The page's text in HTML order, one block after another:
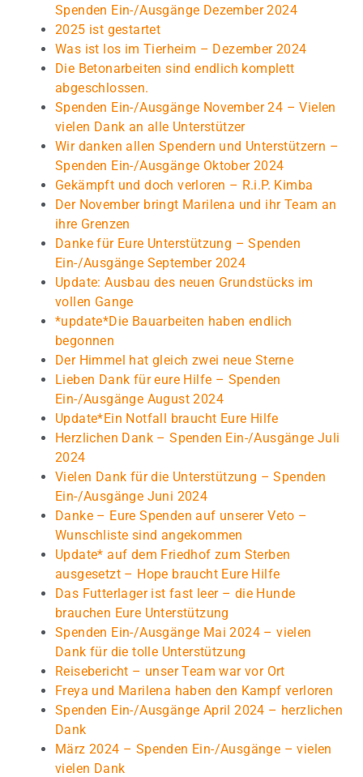
Spenden Ein-/Ausgänge Dezember 2024
2025 ist gestartet
Was ist los im Tierheim – Dezember 2024
Die Betonarbeiten sind endlich komplett
abgeschlossen.
Spenden Ein-/Ausgänge November 24 – Vielen
vielen Dank an alle Unterstützer
Wir danken allen Spendern und Unterstützern –
Spenden Ein-/Ausgänge Oktober 2024
Gekämpft und doch verloren – R.i.P. Kimba
Der November bringt Marilena und ihr Team an
ihre Grenzen
Danke für Eure Unterstützung – Spenden
Ein-/Ausgänge September 2024
Update: Ausbau des neuen Grundstücks im
vollen Gange
*update*Die Bauarbeiten haben endlich
begonnen
Der Himmel hat gleich zwei neue Sterne
Lieben Dank für eure Hilfe – Spenden
Ein-/Ausgänge August 2024
Update*Ein Notfall braucht Eure Hilfe
Herzlichen Dank – Spenden Ein-/Ausgänge Juli
2024
Vielen Dank für die Unterstützung – Spenden
Ein-/Ausgänge Juni 2024
Danke – Eure Spenden auf unserer Veto –
Wunschliste sind angekommen
Update* auf dem Friedhof zum Sterben
ausgesetzt – Hope braucht Eure Hilfe
Das Futterlager ist fast leer – die Hunde
brauchen Eure Unterstützung
Spenden Ein-/Ausgänge Mai 2024 – vielen
Dank für die tolle Unterstützung
Reisebericht – unser Team war vor Ort
Freya und Marilena haben den Kampf verloren
Spenden Ein-/Ausgänge April 2024 – herzlichen
Dank
März 2024 – Spenden Ein-/Ausgänge – vielen
vielen Dank